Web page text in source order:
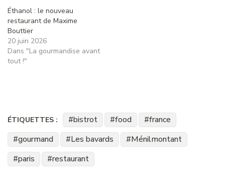
Éthanol : le nouveau
restaurant de Maxime
Bouttier
20 juin 2026
Dans "La gourmandise avant
tout !"
ÉTIQUETTES : bistrot food
france
gourmand
Les bavards
Ménilmontant
paris
restaurant